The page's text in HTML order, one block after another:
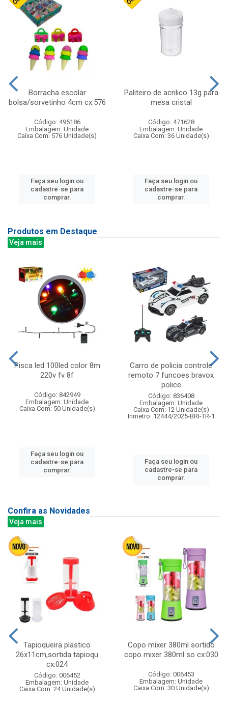
Borracha escolar
bolsa/sorvetinho 4cm cx:576
Código: 495186
Embalagem: Unidade
Caixa Com: 576 Unidade(s)
Faça seu login ou
cadastre-se para
comprar.
Paliteiro de acrilico 13g para
mesa cristal
Código: 471628
Embalagem: Unidade
Caixa Com: 36 Unidade(s)
Faça seu login ou
cadastre-se para
comprar.
Produtos em Destaque
Veja mais
Pisca led 100led color 8m
220v fv 8f
Código: 842949
Embalagem: Unidade
Caixa Com: 50 Unidade(s)
Faça seu login ou
cadastre-se para
comprar.
Carro de policia controle
remoto 7 funcoes bravox
police
Código: 836408
Embalagem: Unidade
Caixa Com: 12 Unidade(s)
Inmetro: 12444/2025-BRI-TR-1
Faça seu login ou
cadastre-se para
comprar.
Confira as Novidades
Veja mais
Tapioqueira plastico
26x11cm,sortida tapioqu
cx:024
Código: 006452
Embalagem: Unidade
Caixa Com: 24 Unidade(s)
Copo mixer 380ml sortido
copo mixer 380ml so cx:030
Código: 006453
Embalagem: Unidade
Caixa Com: 30 Unidade(s)